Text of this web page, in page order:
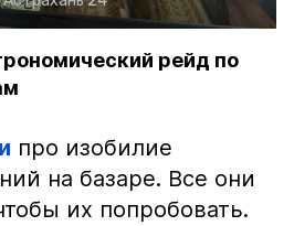
рейд по
про изобилие
на базаре. Все они
их попробовать.